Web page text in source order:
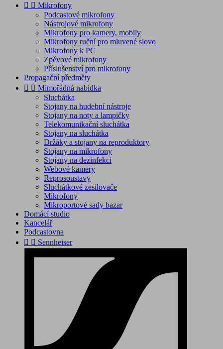
  Mikrofony
Podcastové mikrofony
Nástrojové mikrofony
Mikrofony pro kamery, mobily
Mikrofony ruční pro mluvené slovo
Mikrofony k PC
Zpěvové mikrofony
Příslušenství pro mikrofony
Propagační předměty
  Mimořádná nabídka
Sluchátka
Stojany na hudební nástroje
Stojany na noty a lampičky
Telekomunikační sluchátka
Stojany na sluchátka
Držáky a stojany na reproduktory
Stojany na mikrofony
Stojany na dezinfekci
Webové kamery
Reprosoustavy
Sluchátkové zesilovače
Mikrofony
Mikroportové sady bazar
Domácí studio
Kancelář
Podcastovna
  Sennheiser